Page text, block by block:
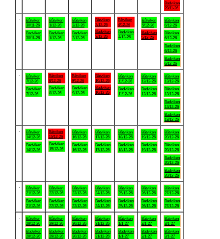
Badviken
29/11-26
Båtviken
30/11-26
Badviken
30/11-26
Båtviken
1/12-26
Badviken
1/12-26
Båtviken
2/12-26
Badviken
2/12-26
Båtviken
3/12-26
Badviken
3/12-26
Båtviken
4/12-26
Badviken
4/12-26
Båtviken
5/12-26
Badviken
5/12-26
Båtviken
6/12-26
Båtviken
6/12-26
Badviken
6/12-26
Badviken
6/12-26
Båtviken
7/12-26
Badviken
7/12-26
Båtviken
8/12-26
Badviken
8/12-26
Båtviken
9/12-26
Badviken
9/12-26
Båtviken
10/12-26
Badviken
10/12-26
Båtviken
11/12-26
Badviken
11/12-26
Båtviken
12/12-26
Badviken
12/12-26
Båtviken
13/12-26
Båtviken
13/12-26
Badviken
13/12-26
Badviken
13/12-26
Båtviken
14/12-26
Badviken
14/12-26
Båtviken
15/12-26
Badviken
15/12-26
Båtviken
16/12-26
Badviken
16/12-26
Båtviken
17/12-26
Badviken
17/12-26
Båtviken
18/12-26
Badviken
18/12-26
Båtviken
19/12-26
Badviken
19/12-26
Båtviken
20/12-26
Båtviken
20/12-26
Badviken
20/12-26
Badviken
20/12-26
Båtviken
21/12-26
Badviken
21/12-26
Båtviken
22/12-26
Badviken
22/12-26
Båtviken
23/12-26
Badviken
23/12-26
Båtviken
24/12-26
Badviken
24/12-26
Båtviken
25/12-26
Badviken
25/12-26
Båtviken
26/12-26
Badviken
26/12-26
Båtviken
27/12-26
Badviken
27/12-26
Båtviken
28/12-26
Badviken
28/12-26
Båtviken
29/12-26
Badviken
29/12-26
Båtviken
30/12-26
Badviken
30/12-26
Båtviken
31/12-26
Badviken
31/12-26
Båtviken
1/1-27
Badviken
1/1-27
Båtviken
2/1-27
Badviken
2/1-27
Båtviken
3/1-27
Båtviken
3/1-27